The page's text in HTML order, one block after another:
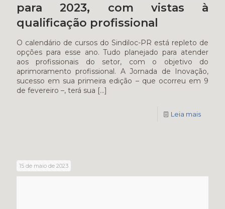
para 2023, com vistas à
qualificação profissional
O calendário de cursos do Sindiloc-PR está repleto de
opções para esse ano. Tudo planejado para atender
aos profissionais do setor, com o objetivo do
aprimoramento profissional. A Jornada de Inovação,
sucesso em sua primeira edição – que ocorreu em 9
de fevereiro –, terá sua […]
Leia mais
15 de maio de 2023